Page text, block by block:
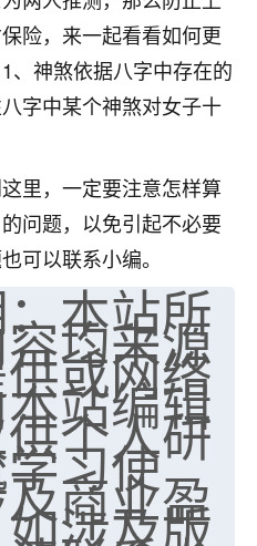
险，来一起看看如何更
、神煞依据八字中存在的
字中某个神煞对女子十
里，一定要注意怎样算
问题，以免引起不必要
可以联系小编。
本站所
均来源
或网络
站编辑
个人研
习使
商业盈
涉及版
前年离世，刚开始我经常
是朋友介绍，找到慧来老
，做梦再也没有梦到过
的，图个心安，给亡母
不信也不行。
11
些很感兴趣
15